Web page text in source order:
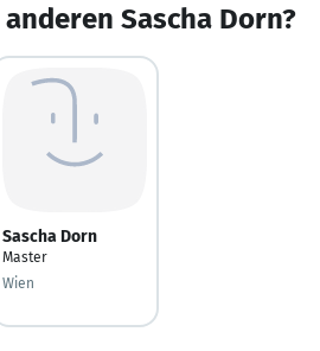
Sascha Dorn?
Sascha Dorn
Master
Wien